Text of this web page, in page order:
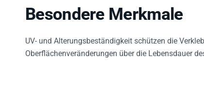
Besondere Merkmale
UV- und Alterungsbeständigkeit schützen die
Oberflächenveränderungen über die Lebensdauer